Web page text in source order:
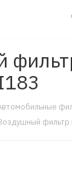
фильтр